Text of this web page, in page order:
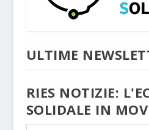
ULTIME
RIES NOTIZIE:
SOLIDALE IN